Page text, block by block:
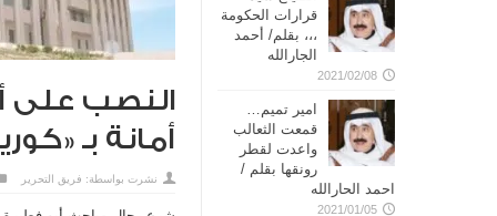
النصب على
أمانة بـ
نشرت بواسطة: فريق التحرير
قرارات الحكومة
،،، بقلم/ أحمد
الجارالله
2021/02/08
امير تميم…
قمعت الثعالب
واعدت لقطر
رونقها بقلم /
احمد الحارالله
2021/01/05